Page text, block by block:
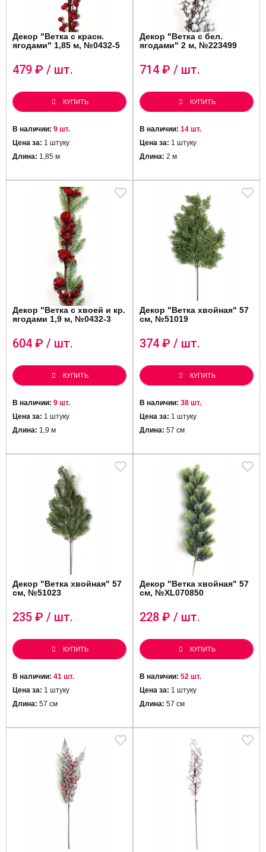
Декор "Ветка c красн.
ягодами" 1,85 м, №0432-5
479 ₽ / шт.
КУПИТЬ
В наличии: 9 шт.
Цена за: 1 штуку
Длина: 1,85 м
Декор "Ветка c бел.
ягодами" 2 м, №223499
714 ₽ / шт.
КУПИТЬ
В наличии: 14 шт.
Цена за: 1 штуку
Длина: 2 м
Декор "Ветка c хвоей и кр.
ягодами 1,9 м, №0432-3
604 ₽ / шт.
КУПИТЬ
В наличии: 9 шт.
Цена за: 1 штуку
Длина: 1,9 м
Декор "Ветка хвойная" 57
см, №51019
374 ₽ / шт.
КУПИТЬ
В наличии: 38 шт.
Цена за: 1 штуку
Длина: 57 см
Декор "Ветка хвойная" 57
см, №51023
235 ₽ / шт.
КУПИТЬ
В наличии: 41 шт.
Цена за: 1 штуку
Длина: 57 см
Декор "Ветка хвойная" 57
см, №XL070850
228 ₽ / шт.
КУПИТЬ
В наличии: 52 шт.
Цена за: 1 штуку
Длина: 57 см